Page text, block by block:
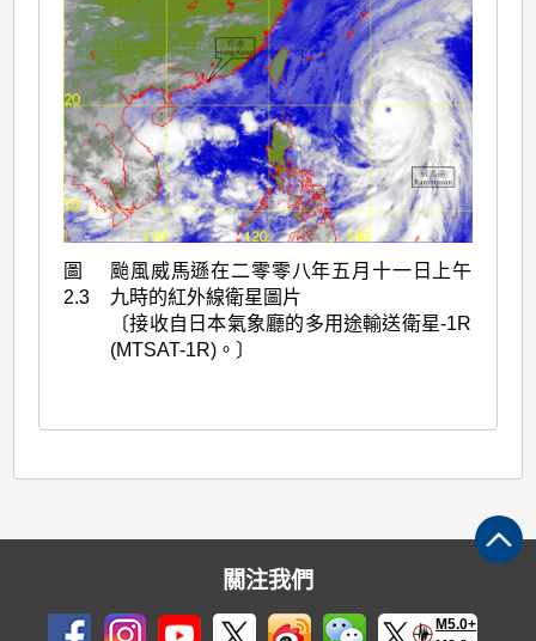
圖
2.3
颱風威馬遜在二零零八年五月十一日上午
九時的紅外線衛星圖片
〔接收自日本氣象廳的多用途輸送衛星-1R
(MTSAT-1R)。〕
關注我們
M5.0+